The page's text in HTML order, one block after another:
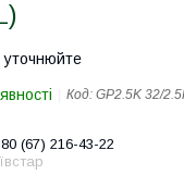
уточнюйте
Код: GP2.5K 32/
(67) 216-43-22